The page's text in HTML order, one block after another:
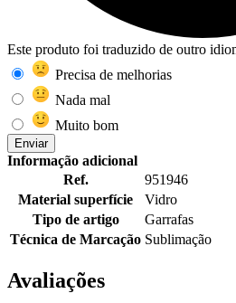
Este produto foi traduzido de outro
Precisa de melhorias
Nada mal
Muito bom
Enviar
Informação adicional
Ref.
951946
Material superfície
Vidro
Tipo de artigo
Garrafas
Técnica de Marcação Sublimação
Avaliações